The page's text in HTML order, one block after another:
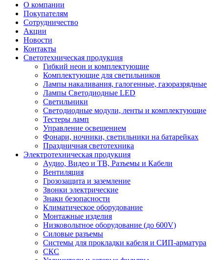
О компании
Покупателям
Сотрудничество
Акции
Новости
Контакты
Светотехническая продукция
Гибкий неон и комплектующие
Комплектующие для светильников
Лампы накаливания, галогенные, газоразрядные
Лампы Светодиодные LED
Светильники
Светодиодные модули, ленты и комплектующие
Тестеры ламп
Управление освещением
Фонари, ночники, светильники на батарейках
Праздничная светотехника
Электротехническая продукция
Аудио, Видео и ТВ, Разъемы и Кабели
Вентиляция
Грозозащита и заземление
Звонки электрические
Знаки безопасности
Климатическое оборудование
Монтажные изделия
Низковольтное оборудование (до 600V)
Силовые разъемы
Системы для прокладки кабеля и СИП-арматура
СКС